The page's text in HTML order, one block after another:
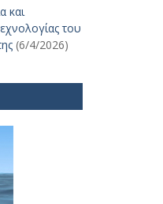
και
του
(6/4/2026)